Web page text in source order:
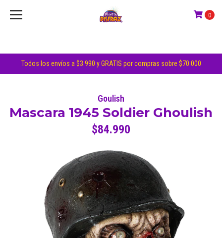
Todos los envíos a $3.990 y GRATIS por compras sobre $70.000
0
Goulish
Mascara 1945 Soldier Ghoulish
$84.990